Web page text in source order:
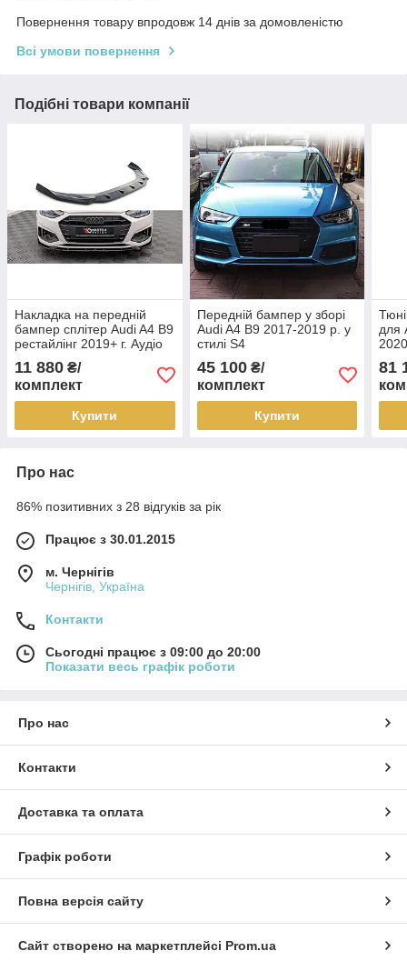
Повернення товару впродовж 14 днів за домовленістю
Всі умови повернення
Подібні товари компанії
Накладка на передній
бампер сплітер Audi A4 B9
рестайлінг 2019+ г. Аудіо
11 880 ₴/
комплект
Купити
Передній бампер у зборі
Audi A4 B9 2017-2019 р. у
стилі S4
45 100₴/
комплект
Купити
для
81
Про нас
86% позитивних з 28 відгуків за рік
Працює з 30.01.2015
м. Чернігів
Чернігів, Україна
Контакти
Сьогодні працює з 09:00 до 20:00
Показати весь графік роботи
Про нас
Контакти
Доставка та оплата
Графік роботи
Повна версія сайту
Сайт створено на маркетплейсі Prom.ua